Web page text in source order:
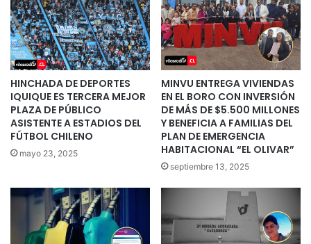
HINCHADA DE DEPORTES
IQUIQUE ES TERCERA MEJOR
PLAZA DE PÚBLICO
ASISTENTE A ESTADIOS DEL
FÚTBOL CHILENO
mayo 23, 2025
MINVU ENTREGA VIVIENDAS
EN EL BORO CON INVERSIÓN
DE MÁS DE $5.500 MILLONES
Y BENEFICIA A FAMILIAS DEL
PLAN DE EMERGENCIA
HABITACIONAL “EL OLIVAR”
septiembre 13, 2025